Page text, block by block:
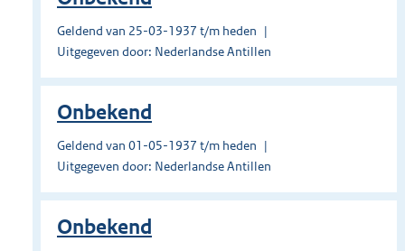
Geldend van 25-03-1937 t/m heden
Uitgegeven door: Nederlandse Antillen
Onbekend
Geldend van 01-05-1937 t/m heden
Uitgegeven door: Nederlandse Antillen
Onbekend